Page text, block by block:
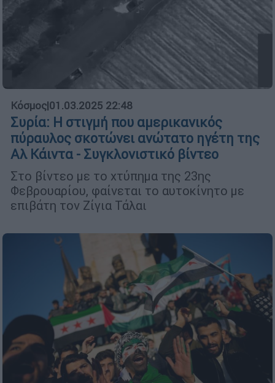
Κόσμος|01.03.2025 22:48
Συρία: Η στιγμή που αμερικανικός
πύραυλος σκοτώνει ανώτατο ηγέτη της
Αλ Κάιντα - Συγκλονιστικό βίντεο
Στο βίντεο με το χτύπημα της 23ης
Φεβρουαρίου, φαίνεται το αυτοκίνητο με
επιβάτη τον Ζίγια Τάλαι